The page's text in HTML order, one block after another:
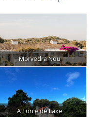
Morvedra Nou
A Torre de Laxe